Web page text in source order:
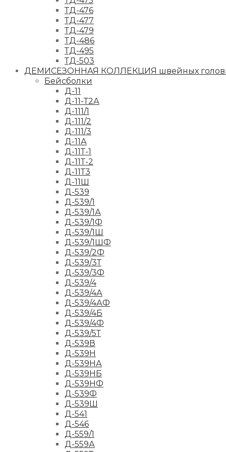
ТД-476
ТД-477
ТД-479
ТД-486
ТД-495
ТД-503
ДЕМИСЕЗОННАЯ КОЛЛЕКЦИЯ швейных
Бейсболки
Д-11
Д-11-Т2А
Д-111/1
Д-111/2
Д-111/3
Д-11А
Д-11Т-1
Д-11Т-2
Д-11Т3
Д-11Ш
Д-539
Д-539/1
Д-539/1А
Д-539/1Ф
Д-539/1Ш
Д-539/1ШФ
Д-539/2Ф
Д-539/3Т
Д-539/3Ф
Д-539/4
Д-539/4А
Д-539/4АФ
Д-539/4Б
Д-539/4Ф
Д-539/5Т
Д-539В
Д-539Н
Д-539НА
Д-539НБ
Д-539НФ
Д-539Ф
Д-539Ш
Д-541
Д-546
Д-559/1
Д-559А